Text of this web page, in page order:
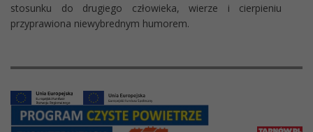
stosunku do drugiego człowieka, wierze i cierpieniu
przyprawiona niewybrednym humorem.